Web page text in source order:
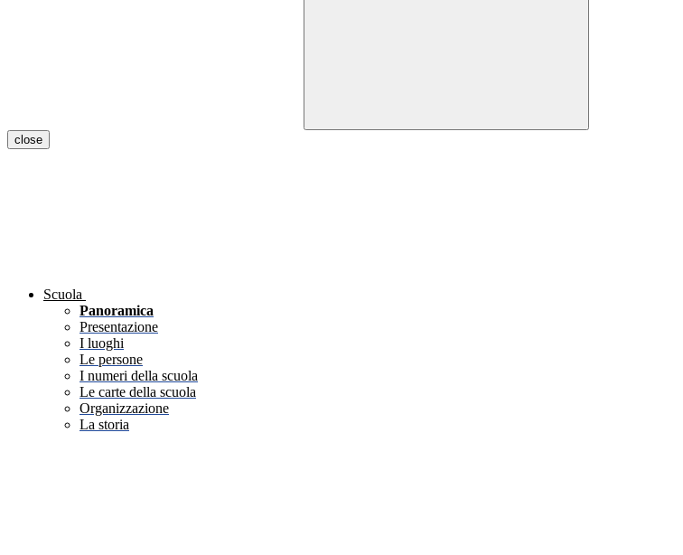
close
Scuola
Panoramica
Presentazione
I luoghi
Le persone
I numeri della scuola
Le carte della scuola
Organizzazione
La storia